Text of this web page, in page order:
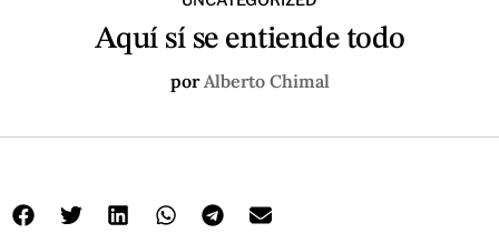
Aquí sí se entiende todo
por Alberto Chimal